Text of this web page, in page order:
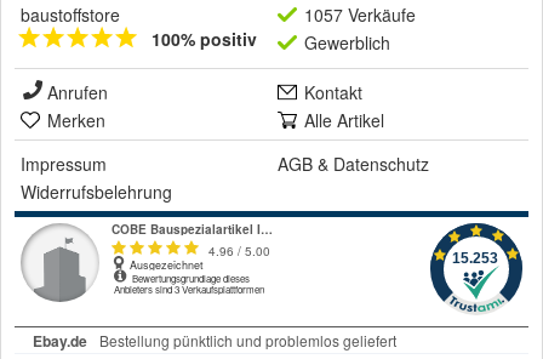
baustoffstore
100% positiv
1057 Verkäufe
Gewerblich
Anrufen
Kontakt
Merken
Alle Artikel
Impressum
AGB & Datenschutz
Widerrufsbelehrung